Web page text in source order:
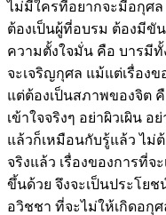
ไม่มีใครที่อยากจะมีอกุศล
ต้องเป็นผู้ที่อบรม ต้องมีขั
ความตั้งใจมั่น คือ บารมีทั้
จะเจริญกุศล แม้แต่เรื่องข
แต่ต้องเป็นสภาพของจิต คื
เข้าใจจริงๆ อย่าผิวเผิน
แล้วก็เหมือนกับรู้แล้ว ไม่
จริงแล้ว เรื่องของการที่จ
ขึ้นด้วย จึงจะเป็นประโยช
อวิชชา ที่จะไม่ให้เกิดอกุ